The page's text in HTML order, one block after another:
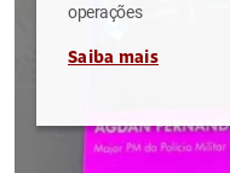
operações
Saiba mais